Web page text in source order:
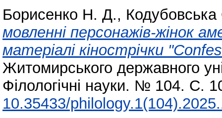
Борисенко Н. Д.,
мовленні персонажів-жінок
матеріалі кінострічки
Житомирського державного
Філологічні науки. № 104. С.
10.35433/